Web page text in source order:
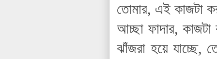
তোমার, এই কাজটা
আচ্ছা ফাদার,
ঝাঁজরা হয়ে যাচ্ছে,